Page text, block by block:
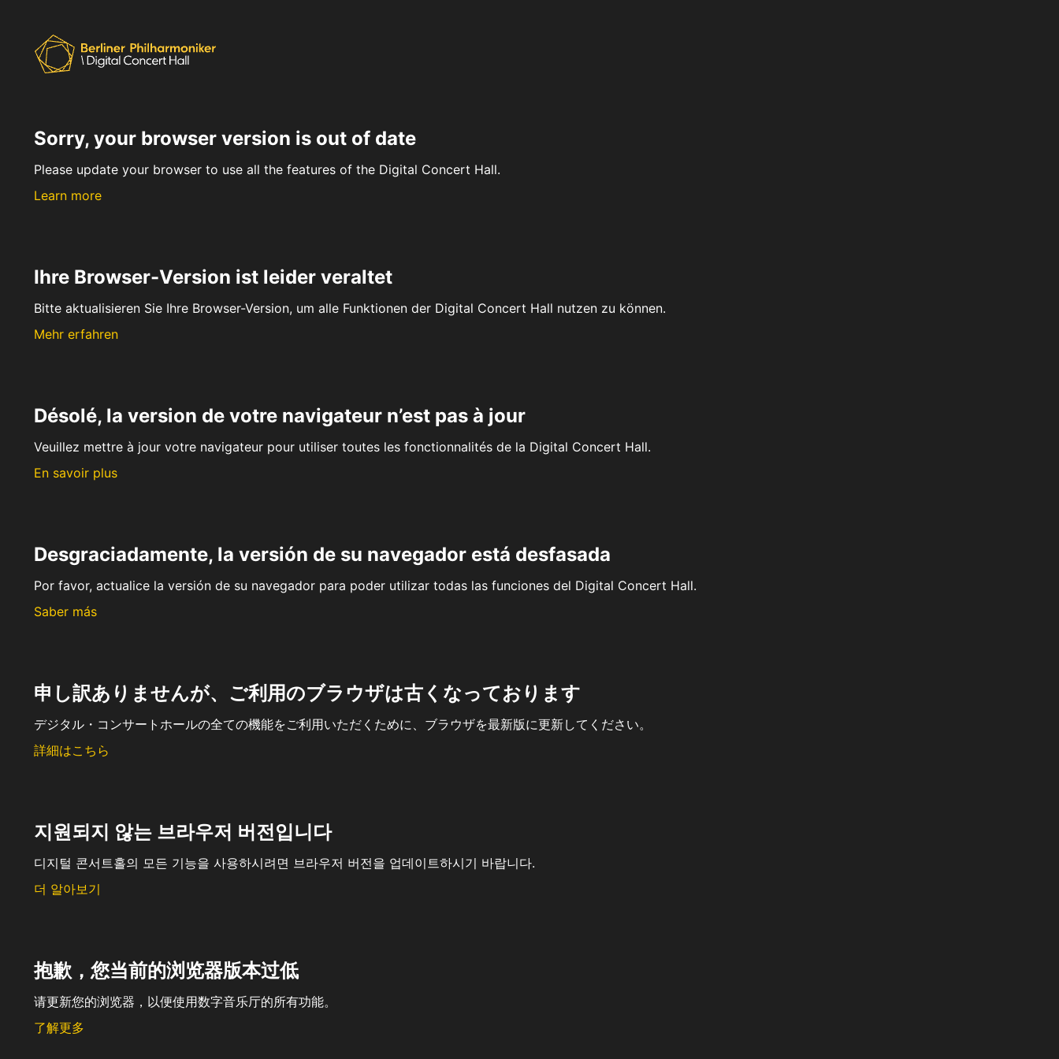
Sorry, your browser version is out of date
Please update your browser to use all the features of the Digital Concert Hall.
Learn more
Ihre Browser-Version ist leider veraltet
Bitte aktualisieren Sie Ihre Browser-Version, um alle Funktionen der Digital Concert Hall nutzen zu können.
Mehr erfahren
Désolé, la version de votre navigateur n’est pas à jour
Veuillez mettre à jour votre navigateur pour utiliser toutes les fonctionnalités de la Digital Concert Hall.
En savoir plus
Desgraciadamente, la versión de su navegador está desfasada
Por favor, actualice la versión de su navegador para poder utilizar todas las funciones del Digital Concert Hall.
Saber más
申し訳ありませんが、ご利用のブラウザは古くなっております
デジタル・コンサートホールの全ての機能をご利用いただくために、ブラウザを最新版に更新してください。
詳細はこちら
지원되지 않는 브라우저 버전입니다
디지털 콘서트홀의 모든 기능을 사용하시려면 브라우저 버전을 업데이트하시기 바랍니다.
더 알아보기
抱歉，您当前的浏览器版本过低
请更新您的浏览器，以便使用数字音乐厅的所有功能。
了解更多